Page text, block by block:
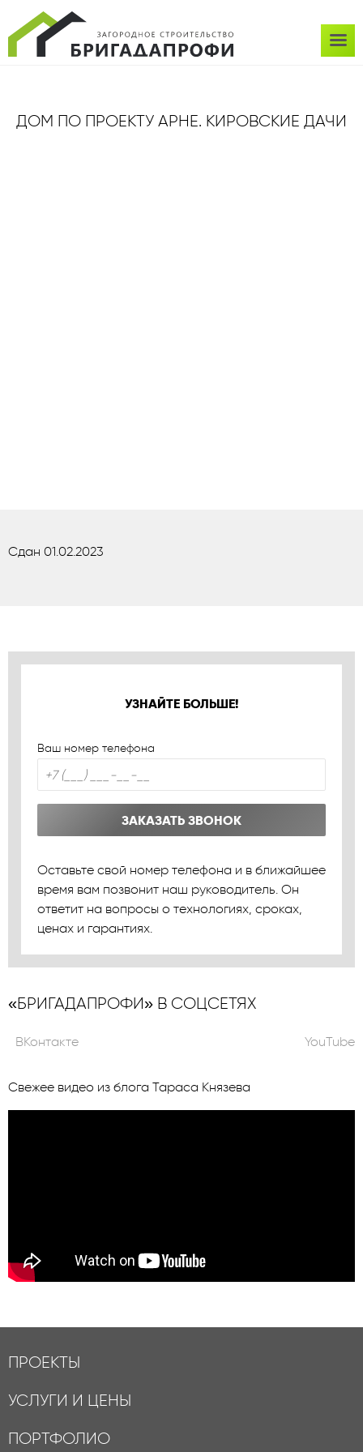
ДОМ ПО ПРОЕКТУ АРНЕ. КИРОВСКИЕ ДАЧИ
Сдан 01.02.2023
УЗНАЙТЕ БОЛЬШЕ!
Ваш номер телефона
ЗАКАЗАТЬ ЗВОНОК
Оставьте свой номер телефона и в ближайшее
время вам позвонит наш руководитель. Он
ответит на вопросы о технологиях, сроках,
ценах и гарантиях.
«БРИГАДАПРОФИ» В СОЦСЕТЯХ
ВКонтакте YouTube
Свежее видео из блога Тараса Князева
ПРОЕКТЫ
УСЛУГИ И ЦЕНЫ
ПОРТФОЛИО